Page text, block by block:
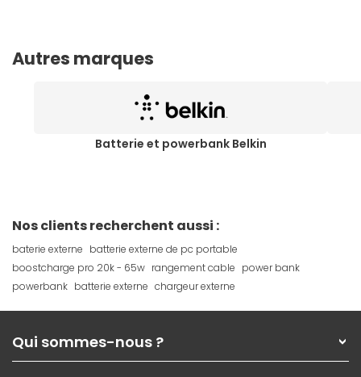
Autres marques
Batterie et powerbank Belkin
Nos clients recherchent aussi :
baterie externe batterie externe de pc portable
boostcharge pro 20k - 65w rangement cable power bank
powerbank batterie externe chargeur externe
Qui sommes-nous ?